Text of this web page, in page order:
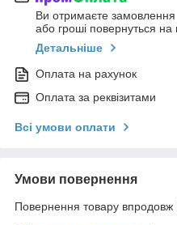
Ви отримаєте замовлення
або гроші повернуться на
Детальніше
Оплата на рахунок
Оплата за реквізитами
Всі умови оплати
Умови повернення
Повернення товару впродовж